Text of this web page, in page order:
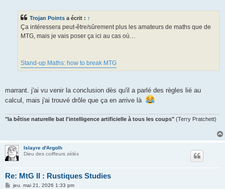
Trojan Points a écrit : ↑
Ça intéressera peut-être/sûrement plus les amateurs de maths que de
MTG, mais je vais poser ça ici au cas où…
Stand-up Maths: how to break MTG
marrant. j'ai vu venir la conclusion dès qu'il a parlé des règles lié au
calcul, mais j'ai trouvé drôle que ça en arrive là
"la bêtise naturelle bat l'intelligence artificielle à tous les coups" (Terry Pratchett)
Islayre d'Argolh
Dieu des coiffeurs zélés
Re: MtG II : Rustiques Studies
Mjeu. mai 21, 2026 1:33 pm